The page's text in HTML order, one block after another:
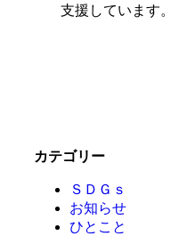
支援しています。
カテゴリー
ＳＤＧｓ
お知らせ
ひとこと